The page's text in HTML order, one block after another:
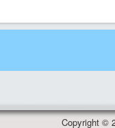
Copyright ©